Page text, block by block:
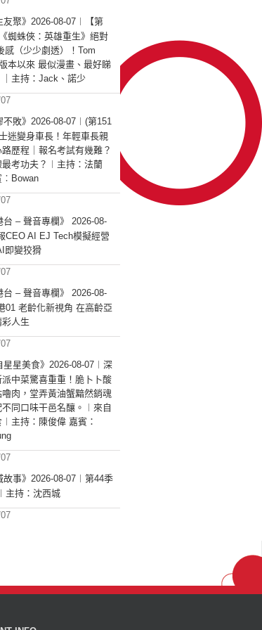
友聚》2026-08-07︱【第
蜘蛛俠：英雄重生》絕對
感（少少劇透）！Tom
本以來 最似漫畫、最好睇
｜主持：Jack、諾少
不敗》2026-08-07︱(第151
迷變身車長！年輕車長親
歷程｜報名考試有幾難？
考功夫？︱主持：法蘭
台 – 聲音專欄》 2026-08-
CEO AI EJ Tech模擬經營
即變狡猾
台 – 聲音專欄》 2026-08-
01 老齡化新視角 在高齡亞
人生
星星美食》2026-08-07︱深
中菜驚喜重重！脆卜卜酸
肉，堂弄黃油蟹黯然銷魂
同口味干邑名釀。︱來自
主持：陳俊偉 嘉賓：
故事》2026-08-07︱第44季
主持：沈西城